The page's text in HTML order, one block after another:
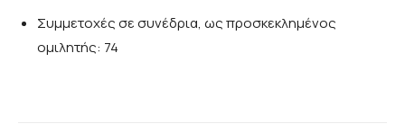
Συμμετοχές σε συνέδρια, ως προσκεκλημένος
ομιλητής: 74